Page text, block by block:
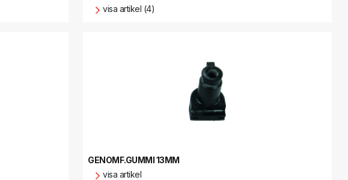
visa artikel (4)
GENOMF.GUMMI 13MM
visa artikel